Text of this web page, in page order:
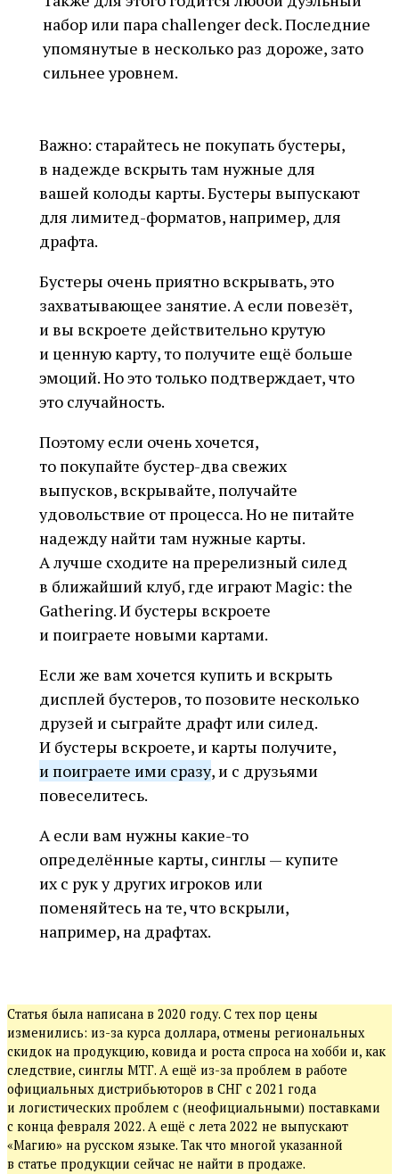
набор или пара challenger deck. Последние
упомянутые в несколько раз дороже, зато
сильнее уровнем.
Важно: старайтесь не покупать бустеры,
в надежде вскрыть там нужные для
вашей колоды карты. Бустеры выпускают
для лимитед-форматов, например, для
драфта.
Бустеры очень приятно вскрывать, это
захватывающее занятие. А если повезёт,
и вы вскроете действительно крутую
и ценную карту, то получите ещё больше
эмоций. Но это только подтверждает, что
это случайность.
Поэтому если очень хочется,
то покупайте бустер-два свежих
выпусков, вскрывайте, получайте
удовольствие от процесса. Но не питайте
надежду найти там нужные карты.
А лучше сходите на пререлизный силед
в ближайший клуб, где играют Magic: the
Gathering. И бустеры вскроете
и поиграете новыми картами.
Если же вам хочется купить и вскрыть
дисплей бустеров, то позовите несколько
друзей и сыграйте драфт или силед.
И бустеры вскроете, и карты получите,
и поиграете ими сразу, и с друзьями
повеселитесь.
А если вам нужны какие-то
определённые карты, синглы — купите
их с рук у других игроков или
поменяйтесь на те, что вскрыли,
например, на драфтах.
Статья была написана в 2020 году. С тех пор цены
изменились: из-за курса доллара, отмены региональных
скидок на продукцию, ковида и роста спроса на хобби и, как
следствие, синглы МТГ. А ещё из-за проблем в работе
официальных дистрибьюторов в СНГ с 2021 года
и логистических проблем с (неофициальными) поставками
с конца февраля 2022. А ещё с лета 2022 не выпускают
«Магию» на русском языке. Так что многой указанной
в статье продукции сейчас не найти в продаже.